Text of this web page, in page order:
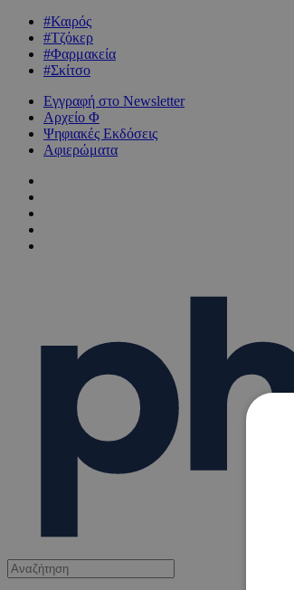
#Καιρός
#Τζόκερ
#Φαρμακεία
#Σκίτσο
Εγγραφή στο Newsletter
Αρχείο Φ
Ψηφιακές Εκδόσεις
Αφιερώματα